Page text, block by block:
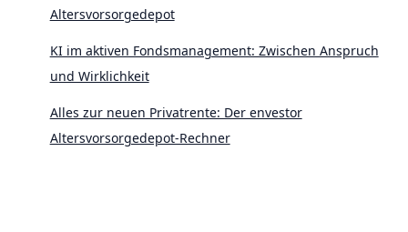
Altersvorsorgedepot
KI im aktiven Fondsmanagement: Zwischen Anspruch
und Wirklichkeit
Alles zur neuen Privatrente: Der envestor
Altersvorsorgedepot-Rechner